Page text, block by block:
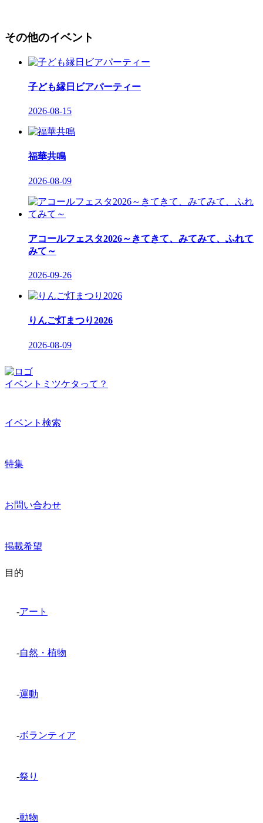
その他のイベント
子ども縁日ビアパーティー
2026-08-15
福華共鳴
2026-08-09
アコールフェスタ2026～きてきて、みてみて、ふれて
みて～
2026-09-26
りんご灯まつり2026
2026-08-09
イベントミツケタって？
イベント検索
特集
お問い合わせ
掲載希望
目的
-アート
-自然・植物
-運動
-ボランティア
-祭り
-動物